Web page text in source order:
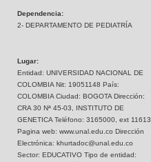
Dependencia:
2- DEPARTAMENTO DE PEDIATRÍA
Lugar:
Entidad: UNIVERSIDAD NACIONAL DE
COLOMBIA Nit: 19051148 País:
COLOMBIA Ciudad: BOGOTA Dirección:
CRA 30 Nª 45-03, INSTITUTO DE
GENETICA Teléfono: 3165000, ext 11613
Pagina web: www.unal.edu.co Dirección
Electrónica: khurtadoc@unal.edu.co
Sector: EDUCATIVO Tipo de entidad: